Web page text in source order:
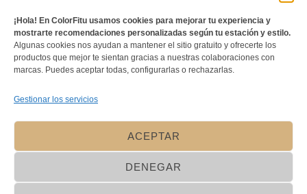
¡Hola! En ColorFitu usamos cookies para mejorar tu experiencia y
mostrarte recomendaciones personalizadas según tu estación y estilo.
Algunas cookies nos ayudan a mantener el sitio gratuito y ofrecerte los
productos que mejor te sientan gracias a nuestras colaboraciones con
marcas. Puedes aceptar todas, configurarlas o rechazarlas.
Gestionar los servicios
ACEPTAR
DENEGAR
Sobre Nosotros
La tienda que mejor te conoce. Ofreciéndo una experiencia
© 2026 ColorFitU, Todos los derechos
de uso aplican.